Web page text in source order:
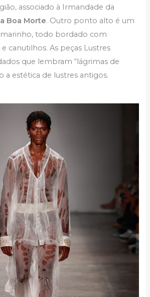
associado à Irmandade da
Boa Morte. Outro ponto alto é um
todo bordado com
canutilhos. As peças Lustres
que lembram “lágrimas de
a estética de lustres antigos.